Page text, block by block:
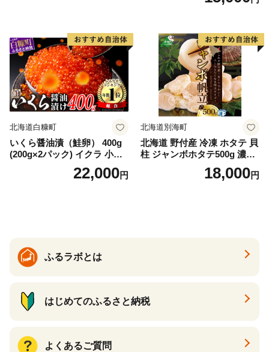
満足 美味しい 贈答 生食用 刺
身 お刺身 刺し身 魚介類 海鮮
冷凍 厚切り 薄切り ふるさと
納税 ふるさとチョイス チョ
イス 北海道 白糠町
北海道白糠町
いくら醤油漬（鮭卵） 400g
(200g×2パック) イクラ 小分
け いくら醤油漬 鮭いくら い
くら醤油漬け 鮭 鮭卵 ikura
22,000円
北海道別海町
北海道 野付産 冷凍 ホタテ 貝
柱 ジャンボホタテ500g 濃厚
な旨味と甘み （ほたて ホタ
テ 帆立 貝柱 ホタテ貝柱 大玉
18,000円
ふるラボとは
はじめてのふるさと納税
よくあるご質問